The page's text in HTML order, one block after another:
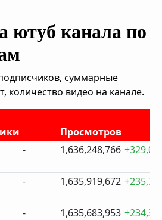
ютуб канала по
суммарные
количество видео на канале.
Просмотров
- 1,636,248,766
- 1,635,919,672
- 1,635,683,953